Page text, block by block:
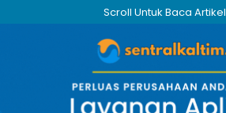
Scroll Untuk Baca Artikel